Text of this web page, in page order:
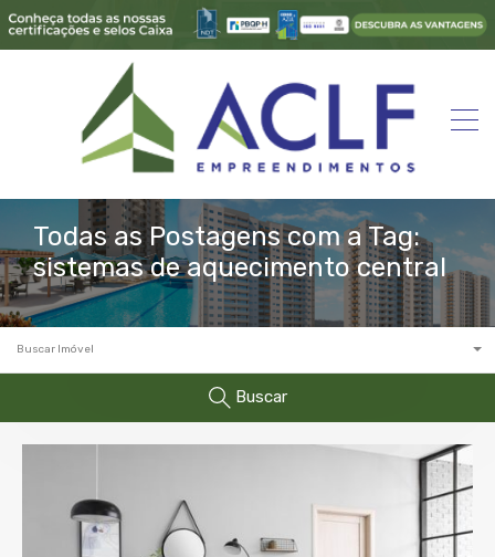
Todas as Postagens com a Tag:
sistemas de aquecimento central
Buscar Imóvel
Buscar